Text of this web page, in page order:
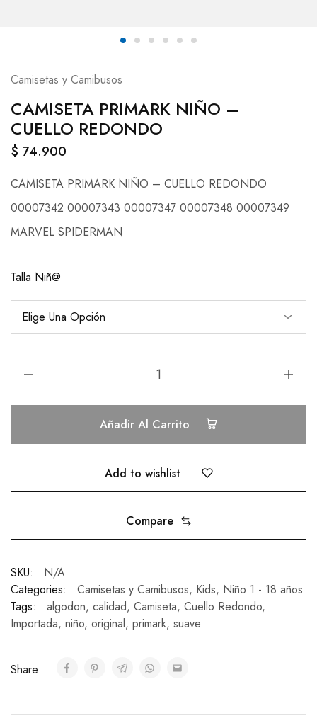
Camisetas y Camibusos
CAMISETA PRIMARK NIÑO –
CUELLO REDONDO
$ 74.900
CAMISETA PRIMARK NIÑO – CUELLO REDONDO
00007342 00007343 00007347 00007348 00007349
MARVEL SPIDERMAN
Talla Niñ@
Añadir Al Carrito
Add to wishlist
Compare
SKU:
N/A
Categories:
Camisetas y Camibusos, Kids, Niño 1 - 18 años
Tags:
algodon, calidad, Camiseta, Cuello Redondo,
Importada, niño, original, primark, suave
Share: